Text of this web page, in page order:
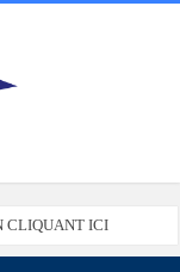
CLIQUANT ICI